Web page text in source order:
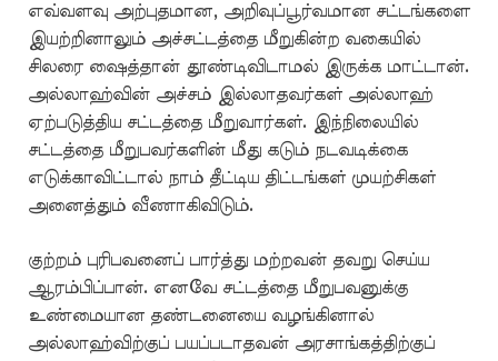
எவ்வளவு அற்புதமான, அறிவுப்பூர்வமான சட்டங்களை
இயற்றினாலும் அச்சட்டத்தை மீறுகின்ற வகையில்
சிலரை ஷைத்தான் தூண்டிவிடாமல் இருக்க மாட்டான்.
அல்லாஹ்வின் அச்சம் இல்லாதவர்கள் அல்லாஹ்
ஏற்படுத்திய சட்டத்தை மீறுவார்கள். இந்நிலையில்
சட்டத்தை மீறுபவர்களின் மீது கடும் நடவடிக்கை
எடுக்காவிட்டால் நாம் தீட்டிய திட்டங்கள் முயற்சிகள்
அனைத்தும் வீணாகிவிடும்.
குற்றம் புரிபவனைப் பார்த்து மற்றவன் தவறு செய்ய
ஆரம்பிப்பான். எனவே சட்டத்தை மீறுபவனுக்கு
உண்மையான தண்டனையை வழங்கினால்
அல்லாஹ்விற்குப் பயப்படாதவன் அரசாங்கத்திற்குப்